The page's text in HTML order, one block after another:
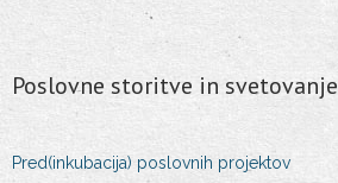
Poslovne storitve in svetovanje
Pred(inkubacija) poslovnih projektov